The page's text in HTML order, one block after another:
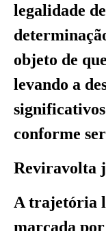
legalidade
objeto de
levando a
conforme
Reviravolta
A trajetória
marcada